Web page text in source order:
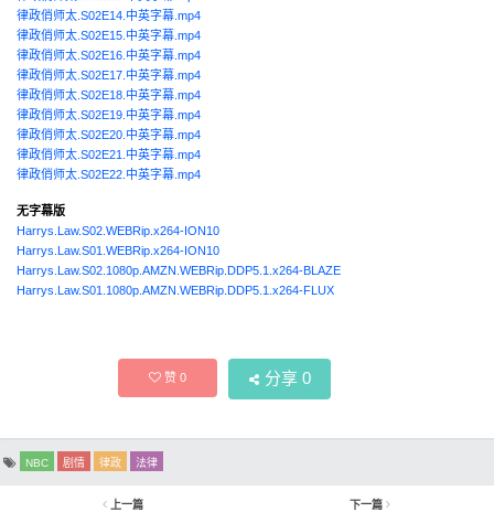
律政俏师太.S02E14.中英字幕.mp4
律政俏师太.S02E15.中英字幕.mp4
律政俏师太.S02E16.中英字幕.mp4
律政俏师太.S02E17.中英字幕.mp4
律政俏师太.S02E18.中英字幕.mp4
律政俏师太.S02E19.中英字幕.mp4
律政俏师太.S02E20.中英字幕.mp4
律政俏师太.S02E21.中英字幕.mp4
律政俏师太.S02E22.中英字幕.mp4
无字幕版
Harrys.Law.S02.WEBRip.x264-ION10
Harrys.Law.S01.WEBRip.x264-ION10
Harrys.Law.S02.1080p.AMZN.WEBRip.DDP5.1.x264-BLAZE
Harrys.Law.S01.1080p.AMZN.WEBRip.DDP5.1.x264-FLUX
赞0 分享 0
NBC 剧情 律政 法律
上一篇
下一篇